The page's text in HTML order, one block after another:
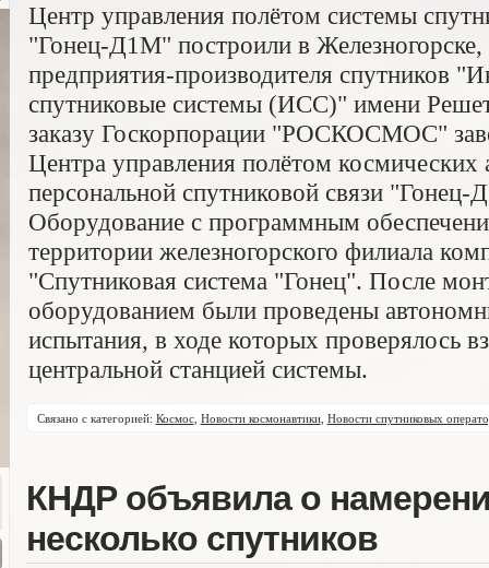
Центр управления полётом системы
"Гонец-Д1М" построили в Железногорске,
предприятия-производителя спутников
спутниковые системы (ИСС)" имени
заказу Госкорпорации "РОСКОСМОС"
Центра управления полётом космических
персональной спутниковой связи
Оборудование с программным
территории железногорского филиала
"Спутниковая система "Гонец". После
оборудованием были проведены
испытания, в ходе которых проверялось
центральной станцией системы.
Связано с категорией: Космос, Новости космонавтики, Новости спутниковых
КНДР объявила о
несколько спутников